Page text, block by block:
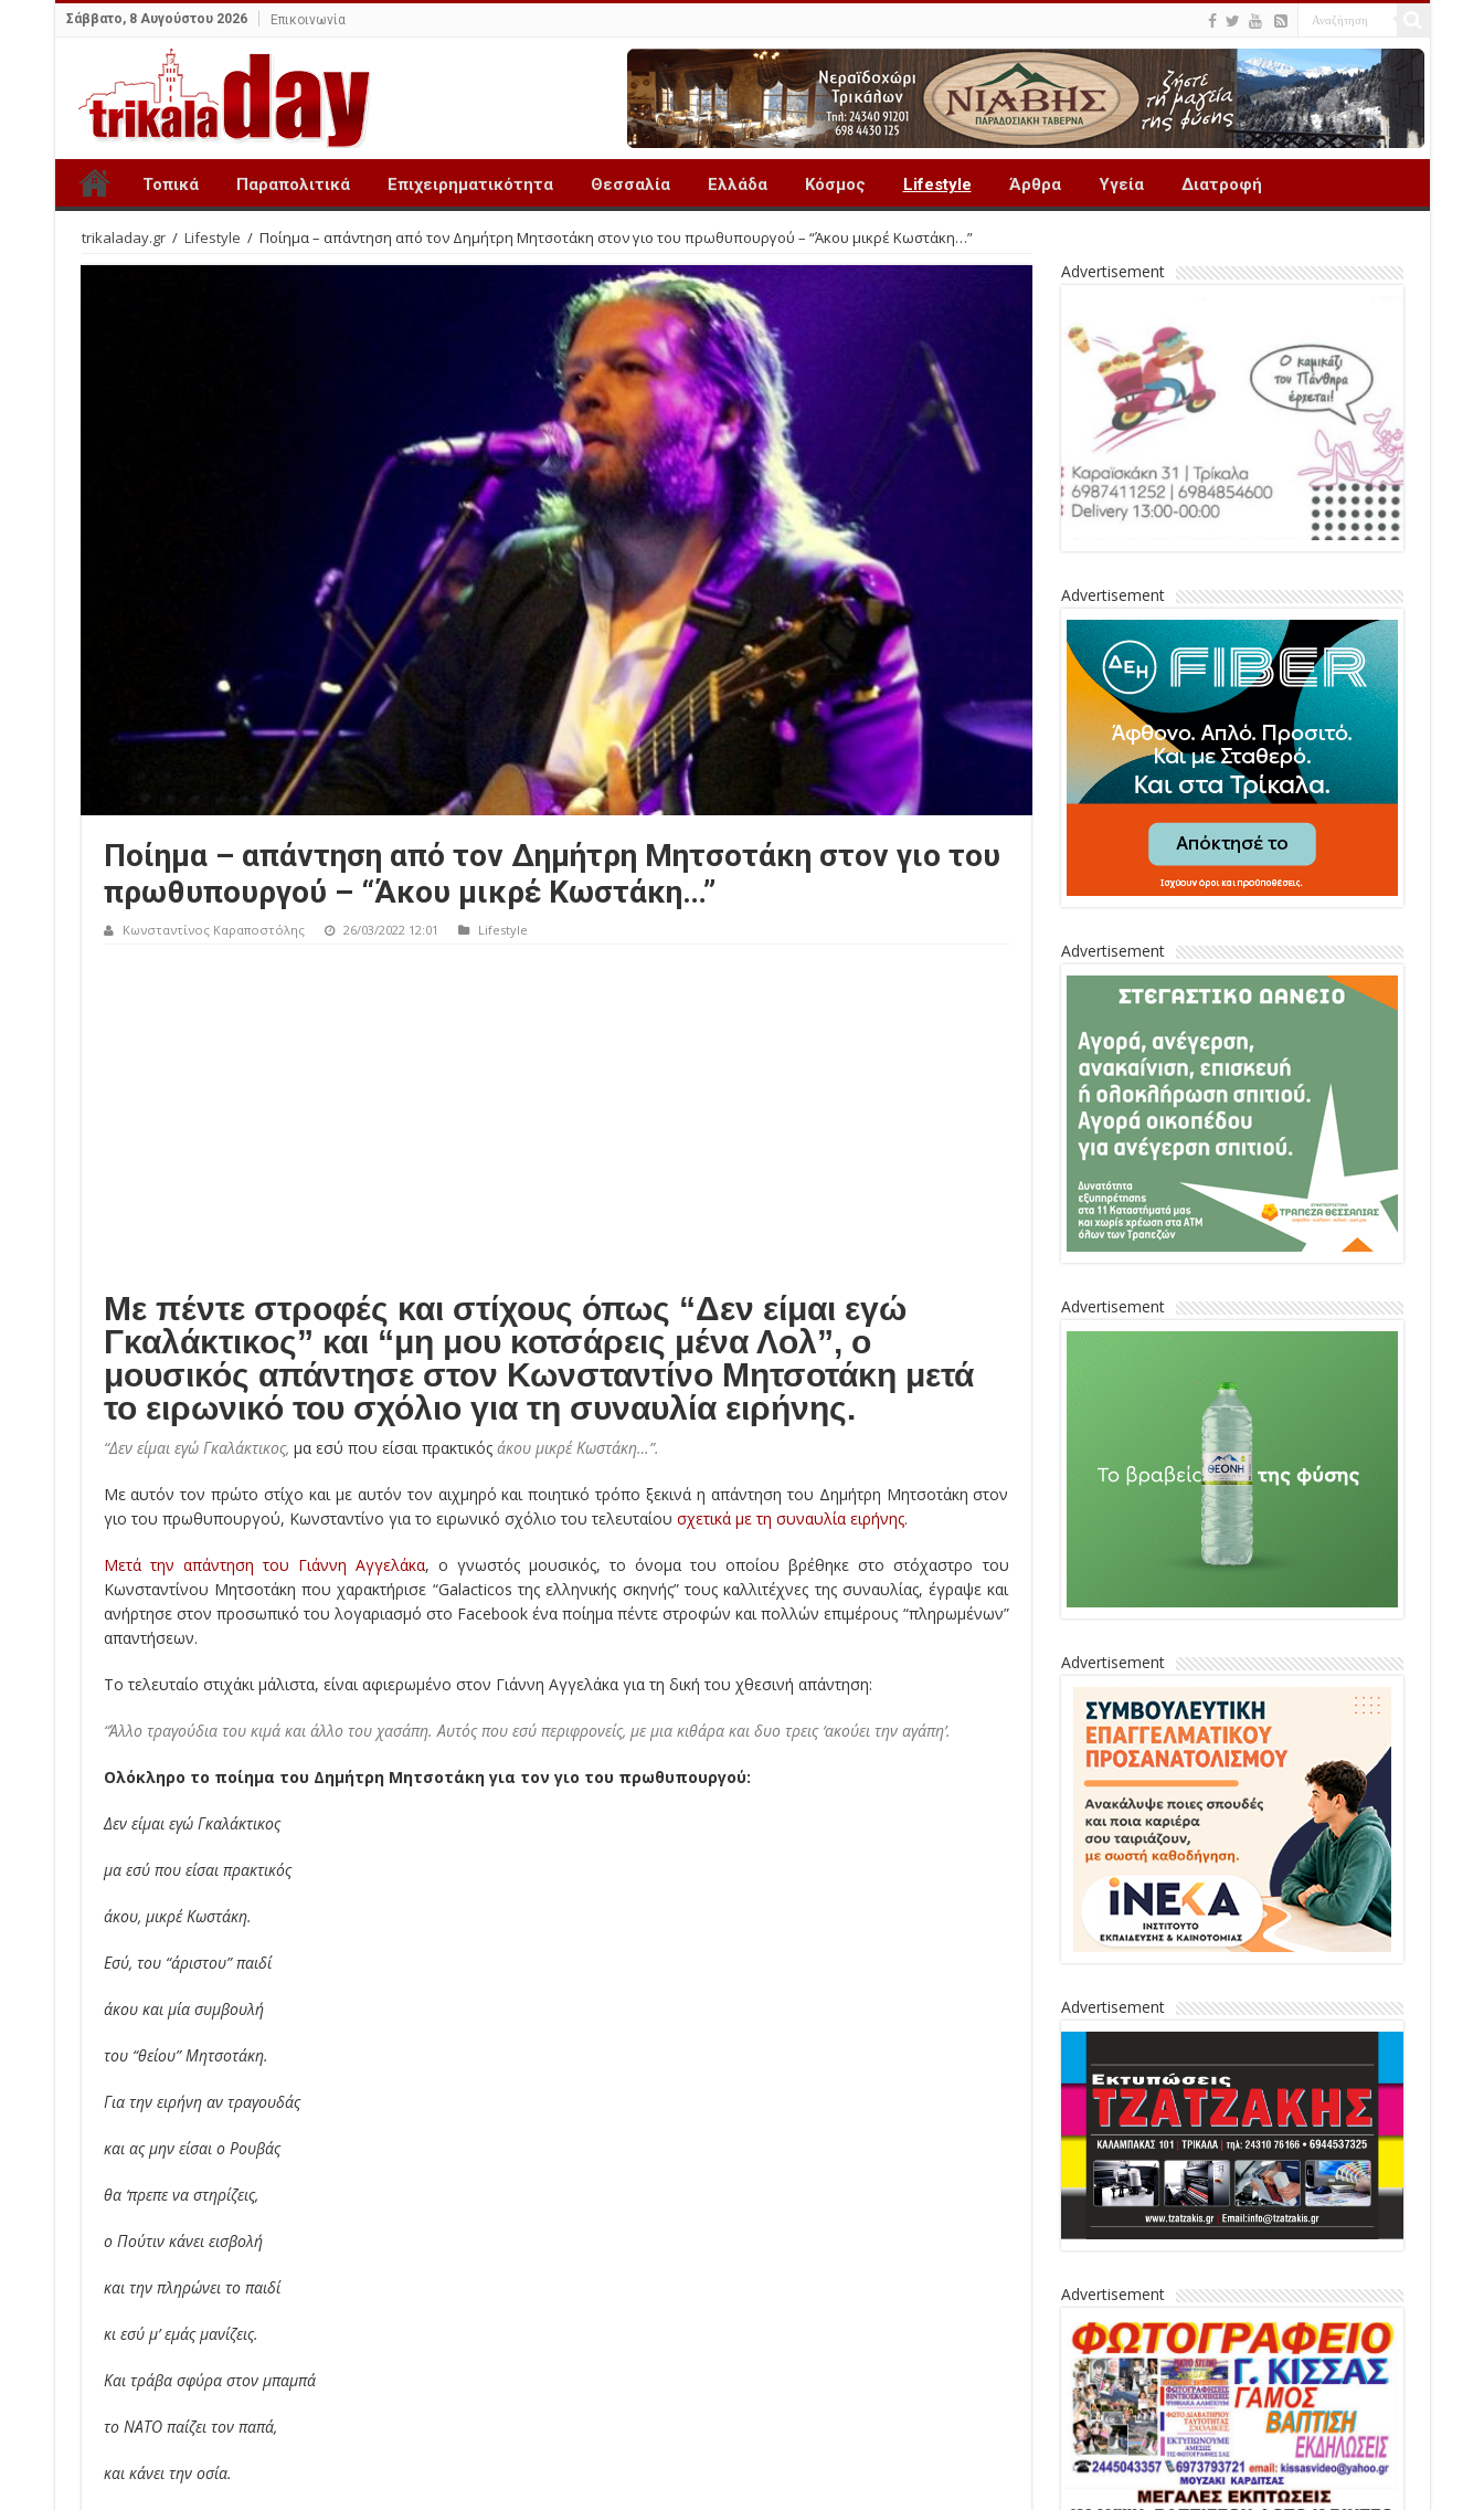
Σάββατο, 8 Αυγούστου 2026 Επικοινωνία
Τοπικά Παραπολιτικά Επιχειρηματικότητα Θεσσαλία Ελλάδα Κόσμος Lifestyle Άρθρα Υγεία Διατροφή
trikaladay.gr / Lifestyle / Ποίημα – απάντηση από τον Δημήτρη Μητσοτάκη στον γιο του πρωθυπουργού – “Άκου μικρέ Κωστάκη…”
Ποίημα – απάντηση από τον Δημήτρη Μητσοτάκη στον γιο του
πρωθυπουργού – “Άκου μικρέ Κωστάκη…”
Κωνσταντίνος Καραποστόλης 26/03/2022 12:01 Lifestyle
Με πέντε στροφές και στίχους όπως “Δεν είμαι εγώ
Γκαλάκτικος” και “μη μου κοτσάρεις μένα Λολ”, ο
μουσικός απάντησε στον Κωνσταντίνο Μητσοτάκη μετά
το ειρωνικό του σχόλιο για τη συναυλία ειρήνης.
“Δεν είμαι εγώ Γκαλάκτικος, μα εσύ που είσαι πρακτικός άκου μικρέ Κωστάκη…”.
Με αυτόν τον πρώτο στίχο και με αυτόν τον αιχμηρό και ποιητικό τρόπο ξεκινά η απάντηση του Δημήτρη Μητσοτάκη στον
γιο του πρωθυπουργού, Κωνσταντίνο για το ειρωνικό σχόλιο του τελευταίου σχετικά με τη συναυλία ειρήνης.
Μετά την απάντηση του Γιάννη Αγγελάκα, ο γνωστός μουσικός, το όνομα του οποίου βρέθηκε στο στόχαστρο του
Κωνσταντίνου Μητσοτάκη που χαρακτήρισε “Galacticos της ελληνικής σκηνής” τους καλλιτέχνες της συναυλίας, έγραψε και
ανήρτησε στον προσωπικό του λογαριασμό στο Facebook ένα ποίημα πέντε στροφών και πολλών επιμέρους “πληρωμένων”
απαντήσεων.
Το τελευταίο στιχάκι μάλιστα, είναι αφιερωμένο στον Γιάννη Αγγελάκα για τη δική του χθεσινή απάντηση:
“Άλλο τραγούδια του κιμά και άλλο του χασάπη. Αυτός που εσύ περιφρονείς, με μια κιθάρα και δυο τρεις ‘ακούει την αγάπη’.
Ολόκληρο το ποίημα του Δημήτρη Μητσοτάκη για τον γιο του πρωθυπουργού:
Δεν είμαι εγώ Γκαλάκτικος
μα εσύ που είσαι πρακτικός
άκου, μικρέ Κωστάκη.
Εσύ, του “άριστου” παιδί
άκου και μία συμβουλή
του “θείου” Μητσοτάκη.
Για την ειρήνη αν τραγουδάς
και ας μην είσαι ο Ρουβάς
θα ‘πρεπε να στηρίζεις,
ο Πούτιν κάνει εισβολή
και την πληρώνει το παιδί
κι εσύ μ’ εμάς μανίζεις.
Και τράβα σφύρα στον μπαμπά
το ΝΑΤΟ παίζει τον παπά,
και κάνει την οσία.
Advertisement
Advertisement
Advertisement
Advertisement
Advertisement
Advertisement
Advertisement